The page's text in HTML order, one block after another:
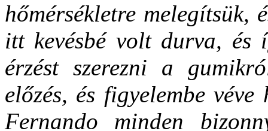
hőmérsékletre melegítsük,
itt kevésbé volt durva, és
érzést szerezni a
előzés, és figyelembe
Fernando minden